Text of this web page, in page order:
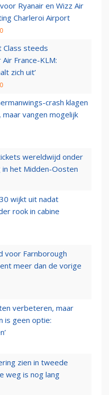
Ryanair en Wizz Air
Charleroi Airport
Class steeds
France-KLM:
zich uit’
crash klagen
vangen mogelijk
wereldwijd onder
het Midden-Oosten
wijkt uit nadat
rook in cabine
voor Farnborough
meer dan de vorige
verbeteren, maar
is geen optie:
zien in tweede
weg is nog lang